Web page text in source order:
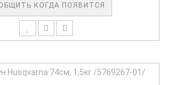
КОГДА ПОЯВИТСЯ